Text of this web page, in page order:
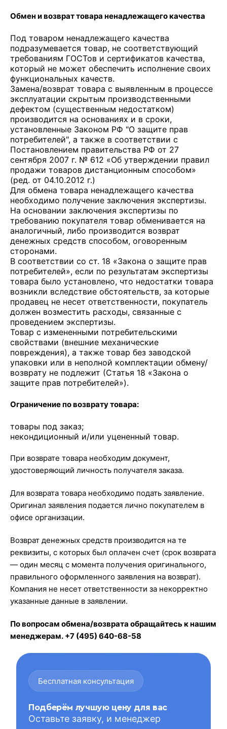
Обмен и возврат товара ненадлежащего качества
Под товаром ненадлежащего качества
подразумевается товар, не соответствующий
требованиям ГОСТов и сертификатов качества,
который не может обеспечить исполнение своих
функциональных качеств.
Замена/возврат товара с выявленным в процессе
эксплуатации скрытым производственными
дефектом (существенным недостатком)
производится на основаниях и в сроки,
установленные Законом РФ "О защите прав
потребителей", а также в соответствии с
Постановлением правительства РФ от 27
сентября 2007 г. № 612 «Об утверждении правил
продажи товаров дистанционным способом»
(ред. от 04.10.2012 г.)
Для обмена товара ненадлежащего качества
необходимо получение заключения экспертизы.
На основании заключения экспертизы по
требованию покупателя товар обменивается на
аналогичный, либо производится возврат
денежных средств способом, оговоренным
сторонами.
В соответствии со ст. 18 «Закона о защите прав
потребителей», если по результатам экспертизы
товара было установлено, что недостатки товара
возникли вследствие обстоятельств, за которые
продавец не несет ответственности, покупатель
должен возместить расходы, связанные с
проведением экспертизы.
Товар с измененными потребительскими
свойствами (внешние механические
повреждения), а также товар без заводской
упаковки или в неполной комплектации обмену/
возврату не подлежит (Статья 18 «Закона о
защите прав потребителей»).
Ограничение по возврату товара:
товары под заказ;
некондиционный и/или уцененный товар.
При возврате товара необходим документ,
удостоверяющий личность получателя заказа.
Для возврата товара необходимо подать заявление.
Оригинал заявления подается лично покупателем в
офисе организации.
Возврат денежных средств производится на те
реквизиты, с которых был оплачен счет (срок возврата
— один месяц с момента получения оригинального,
правильного оформленного заявления на возврат).
Компания не несет ответственности за некорректно
указанные данные в заявлении.
По вопросам обмена/возврата обращайтесь к нашим
менеджерам. +7 (495) 640-68-58
Бесплатная консультация
Подберём лучшую цену для вас
Оставьте заявку, и менеджер